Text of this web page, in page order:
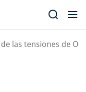
las tensiones de